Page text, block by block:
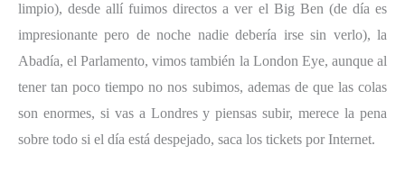
limpio), desde allí fuimos directos a ver el Big Ben (de día es
impresionante pero de noche nadie debería irse sin verlo), la
Abadía, el Parlamento, vimos también la London Eye, aunque al
tener tan poco tiempo no nos subimos, ademas de que las colas
son enormes, si vas a Londres y piensas subir, merece la pena
sobre todo si el día está despejado, saca los tickets por Internet.